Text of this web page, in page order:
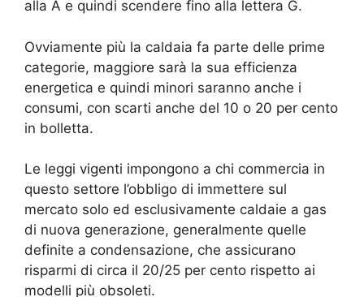
alla A e quindi scendere fino alla lettera G.
Ovviamente più la caldaia fa parte delle prime
categorie, maggiore sarà la sua efficienza
energetica e quindi minori saranno anche i
consumi, con scarti anche del 10 o 20 per cento
in bolletta.
Le leggi vigenti impongono a chi commercia in
questo settore l’obbligo di immettere sul
mercato solo ed esclusivamente caldaie a gas
di nuova generazione, generalmente quelle
definite a condensazione, che assicurano
risparmi di circa il 20/25 per cento rispetto ai
modelli più obsoleti.